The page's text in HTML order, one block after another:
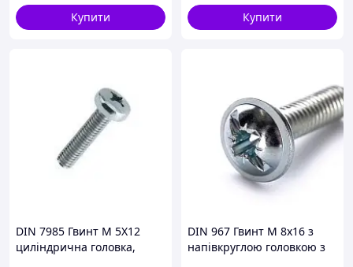
Купити
Купити
DIN 7985 Гвинт М 5Х12
циліндрична головка,
DIN 967 Гвинт М 8х16 з
напівкруглою головкою з